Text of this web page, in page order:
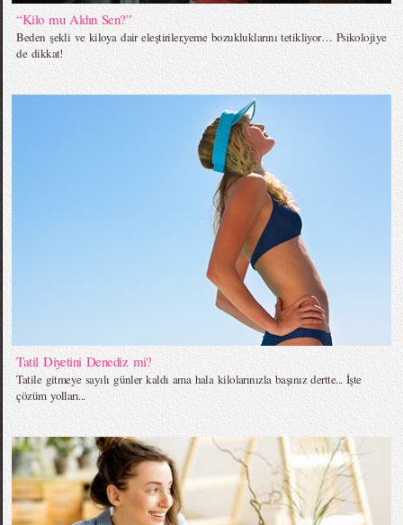
“Kilo mu Aldın Sen?”
Beden şekli ve kiloya dair eleştiriler,yeme bozukluklarını tetikliyor… Psikolojiye
de dikkat!
Tatil Diyetini Denediz mi?
Tatile gitmeye sayılı günler kaldı ama hala kilolarınızla başınız dertte... İşte
çözüm yolları...